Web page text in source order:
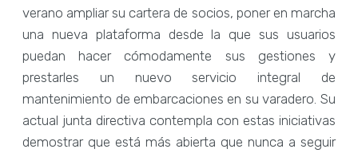
verano ampliar su cartera de socios, poner en marcha
una nueva plataforma desde la que sus usuarios
puedan hacer cómodamente sus gestiones y
prestarles un nuevo servicio integral de
mantenimiento de embarcaciones en su varadero. Su
actual junta directiva contempla con estas iniciativas
demostrar que está más abierta que nunca a seguir